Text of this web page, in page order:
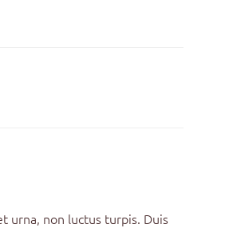
urna, non luctus turpis. Duis